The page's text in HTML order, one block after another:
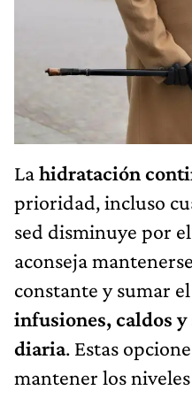
Lahidratación
prioridad, incluso
sed disminuye por
aconseja
constante y sumar el
infusiones, caldos y
diaria. Estas
mantener los